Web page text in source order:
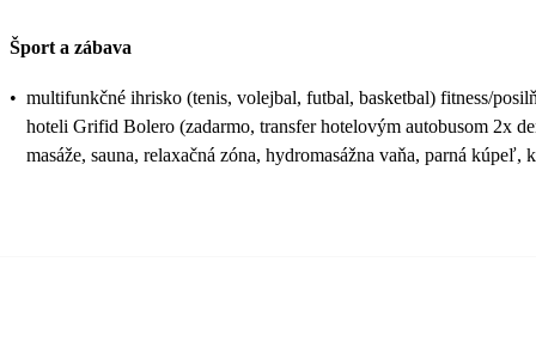
Šport a zábava
• multifunkčné ihrisko (tenis, volejbal, futbal, basketbal) fitness/
hoteli Grifid Bolero (zadarmo, transfer hotelovým autobusom 2x
masáže, sauna, relaxačná zóna, hydromasážna vaňa, parná